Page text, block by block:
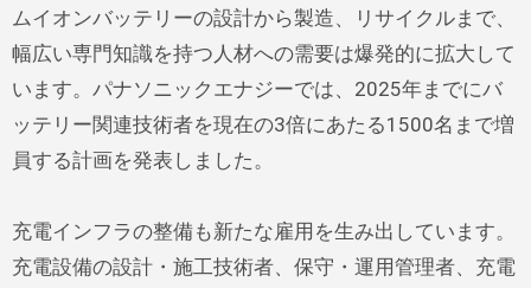
ムイオンバッテリーの設計から製造、リサイクルまで、
幅広い専門知識を持つ人材への需要は爆発的に拡大して
います。パナソニックエナジーでは、2025年までにバ
ッテリー関連技術者を現在の3倍にあたる1500名まで増
員する計画を発表しました。
充電インフラの整備も新たな雇用を生み出しています。
充電設備の設計・施工技術者、保守・運用管理者、充電